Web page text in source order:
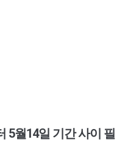
5월14일 기간 사이 필